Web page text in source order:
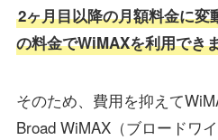
2ヶ月目以降の月額料金に変
の料金でWiMAXを利用でき
そのため、費用を抑えて
Broad WiMAX（ブロードワ